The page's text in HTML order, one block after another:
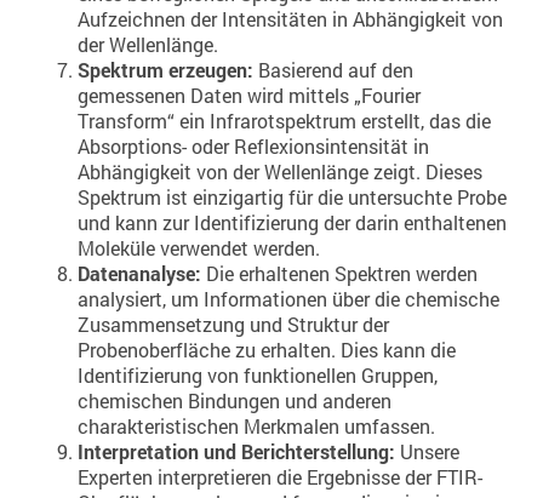
Aufzeichnen der Intensitäten in Abhängigkeit von
der Wellenlänge.
Spektrum erzeugen: Basierend auf den
gemessenen Daten wird mittels „Fourier
Transform“ ein Infrarotspektrum erstellt, das die
Absorptions- oder Reflexionsintensität in
Abhängigkeit von der Wellenlänge zeigt. Dieses
Spektrum ist einzigartig für die untersuchte Probe
und kann zur Identifizierung der darin enthaltenen
Moleküle verwendet werden.
Datenanalyse: Die erhaltenen Spektren werden
analysiert, um Informationen über die chemische
Zusammensetzung und Struktur der
Probenoberfläche zu erhalten. Dies kann die
Identifizierung von funktionellen Gruppen,
chemischen Bindungen und anderen
charakteristischen Merkmalen umfassen.
Interpretation und Berichterstellung: Unsere
Experten interpretieren die Ergebnisse der FTIR-